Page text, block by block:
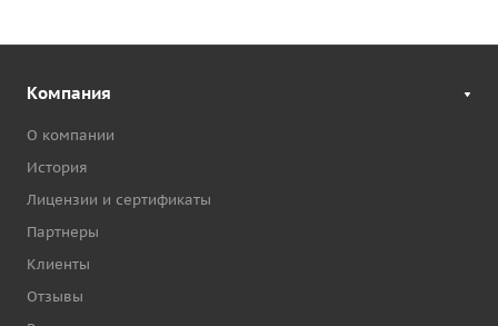
Компания
О компании
История
Лицензии и сертификаты
Партнеры
Клиенты
Отзывы